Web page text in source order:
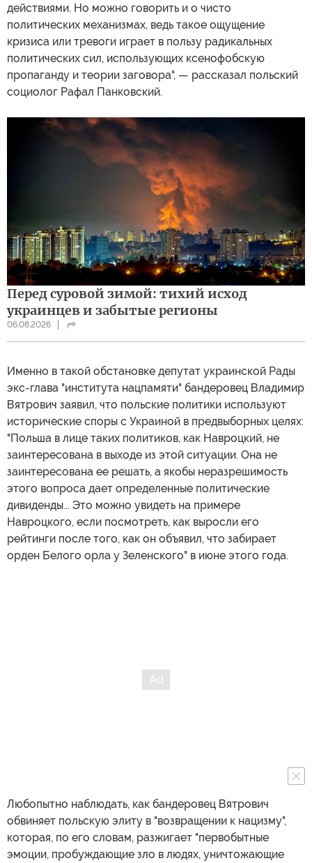
действиями. Но можно говорить и о чисто
политических механизмах, ведь такое ощущение
кризиса или тревоги играет в пользу радикальных
политических сил, использующих ксенофобскую
пропаганду и теории заговора", — рассказал польский
социолог Рафал Панковский.
Перед суровой зимой: тихий исход
украинцев и забытые регионы
06.08.2026
Именно в такой обстановке депутат украинской Рады
экс-глава "института нацпамяти" бандеровец Владимир
Вятрович заявил, что польские политики используют
исторические споры с Украиной в предвыборных целях:
"Польша в лице таких политиков, как Навроцкий, не
заинтересована в выходе из этой ситуации. Она не
заинтересована ее решать, а якобы неразрешимость
этого вопроса дает определенные политические
дивиденды... Это можно увидеть на примере
Навроцкого, если посмотреть, как выросли его
рейтинги после того, как он объявил, что забирает
орден Белого орла у Зеленского" в июне этого года.
Любопытно наблюдать, как бандеровец Вятрович
обвиняет польскую элиту в "возвращении к нацизму",
которая, по его словам, разжигает "первобытные
эмоции, пробуждающие зло в людях, уничтожающие